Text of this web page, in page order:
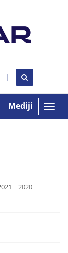
Toggle
Mediji
2020